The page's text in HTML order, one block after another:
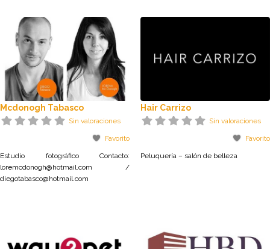
una ventaja diferencial en los
Mcdonogh Tabasco
Sin valoraciones
Favorito
Estudio fotográfico Contacto:
loremcdonogh@hotmail.com /
diegotabasco@hotmail.com
Hair Carrizo
Sin valoraciones
Favorito
Peluquería – salón de belleza